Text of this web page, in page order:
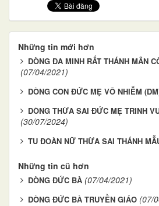
Những tin mới hơn
DÒNG ĐA MINH RẤT THÁNH MÂN
(07/04/2021)
DÒNG CON ĐỨC MẸ VÔ NHIỄM
DÒNG THỪA SAI ĐỨC MẸ TRINH
(30/07/2024)
TU ĐOÀN NỮ THỪA SAI THÁNH
Những tin cũ hơn
DÒNG ĐỨC BÀ (07/04/2021)
DÒNG ĐỨC BÀ TRUYỀN GIÁO (07/